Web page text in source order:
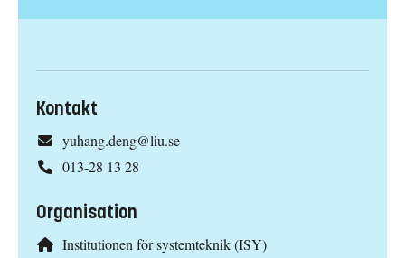
Kontakt
yuhang.deng@liu.se
013-28 13 28
Organisation
Institutionen för systemteknik (ISY)